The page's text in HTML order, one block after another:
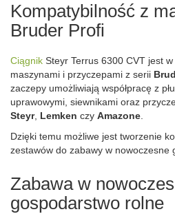
Kompatybilność z
Bruder Profi
Ciągnik Steyr Terrus 6300 CVT jest
maszynami i przyczepami z serii
zaczepy umożliwiają współpracę z
uprawowymi, siewnikami oraz
Steyr, Lemken czy Amazone
Dzięki temu możliwe jest tworzenie
zestawów do zabawy w nowoczesne
Zabawa w
gospodarstwo rolne